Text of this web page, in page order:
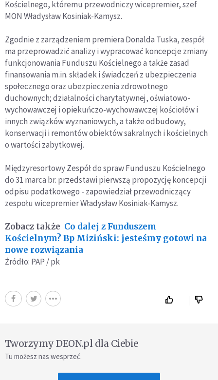
Kościelnego, któremu przewodniczy wicepremier, szef
MON Władysław Kosiniak-Kamysz.
Zgodnie z zarządzeniem premiera Donalda Tuska, zespół
ma przeprowadzić analizy i wypracować koncepcje zmiany
funkcjonowania Funduszu Kościelnego a także zasad
finansowania m.in. składek i świadczeń z ubezpieczenia
społecznego oraz ubezpieczenia zdrowotnego
duchownych; działalności charytatywnej, oświatowo-
wychowawczej i opiekuńczo-wychowawczej kościołów i
innych związków wyznaniowych, a także odbudowy,
konserwacji i remontów obiektów sakralnych i kościelnych
o wartości zabytkowej.
Międzyresortowy Zespół do spraw Funduszu Kościelnego
do 31 marca br. przedstawi pierwszą propozycję koncepcji
odpisu podatkowego - zapowiedział przewodniczący
zespołu wicepremier Władysław Kosiniak-Kamysz.
Zobacz także Co dalej z Funduszem
Kościelnym? Bp Miziński: jesteśmy gotowi na
nowe rozwiązania
Źródło: PAP / pk
Tworzymy DEON.pl dla Ciebie
Tu możesz nas wesprzeć.